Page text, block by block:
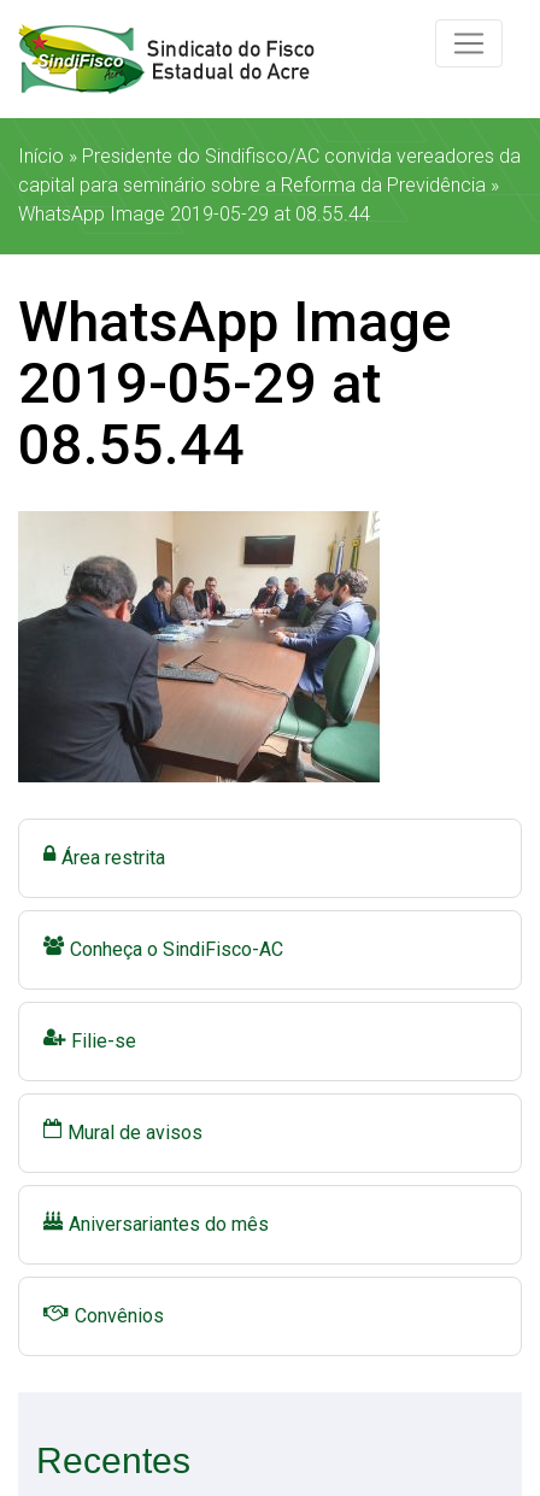
Início » Presidente do Sindifisco/AC convida vereadores da
capital para seminário sobre a Reforma da Previdência »
WhatsApp Image 2019-05-29 at 08.55.44
WhatsApp Image
2019-05-29 at
08.55.44
Área restrita
Conheça o SindiFisco-AC
Filie-se
Mural de avisos
Aniversariantes do mês
Convênios
Recentes